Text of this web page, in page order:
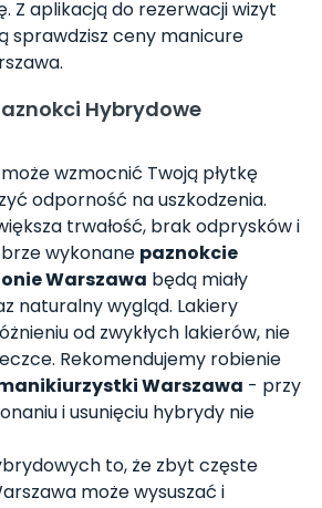
Z aplikacją do rezerwacji wizyt
sprawdzisz ceny manicure
Hybrydowe
wzmocnić Twoją płytkę
odporność na uszkodzenia.
trwałość, brak odprysków i
wykonane paznokcie
Warszawa będą miały
naturalny wygląd. Lakiery
od zwykłych lakierów, nie
Rekomendujemy robienie
Warszawa - przy
i usunięciu hybrydy nie
to, że zbyt częste
może wysuszać i